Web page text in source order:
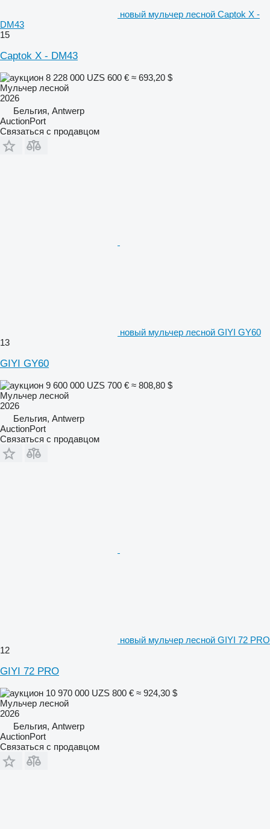
новый мульчер лесной Captok X -
DM43
15
Captok X - DM43
8 228 000 UZS 600 € ≈ 693,20 $
Мульчер лесной
2026
Бельгия, Antwerp
AuctionPort
Связаться с продавцом
новый мульчер лесной GIYI GY60
13
GIYI GY60
9 600 000 UZS 700 € ≈ 808,80 $
Мульчер лесной
2026
Бельгия, Antwerp
AuctionPort
Связаться с продавцом
новый мульчер лесной GIYI 72 PRO
12
GIYI 72 PRO
10 970 000 UZS 800 € ≈ 924,30 $
Мульчер лесной
2026
Бельгия, Antwerp
AuctionPort
Связаться с продавцом